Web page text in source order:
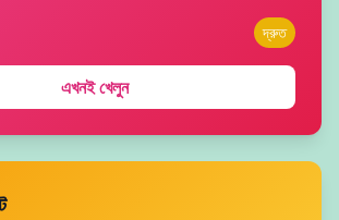
দ্রুত
এখনই খেলুন